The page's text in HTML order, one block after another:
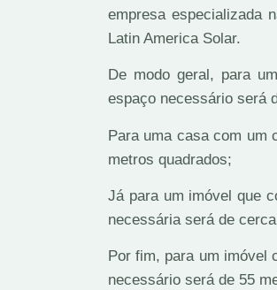
empresa especializada
Latin America Solar.
De modo geral, para
espaço necessário será
Para uma casa com um
metros quadrados;
Já para um imóvel que
necessária será de
Por fim, para um imóvel
necessário será de 55